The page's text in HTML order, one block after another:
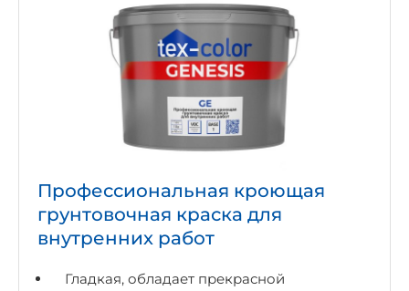
Профессиональная кроющая
грунтовочная краска для
внутренних работ
Гладкая, обладает прекрасной